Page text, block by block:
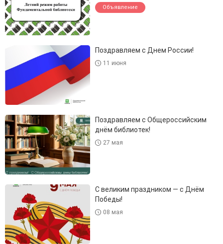
Объявление
Поздравляем с Днем России!
11 июня
Поздравляем с Общероссийским
днём библиотек!
27 мая
С великим праздником — с Днём
Победы!
08 мая